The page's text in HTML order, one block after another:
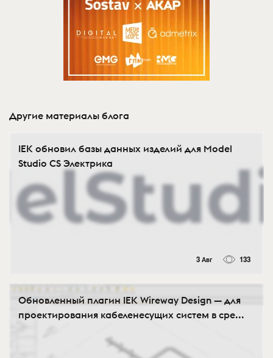
Другие материалы блога
IEK обновил базы данных изделий для Model
Studio CS Электрика
3 Авг 133
Обновленный плагин IEK Wireway Design — для
проектирования кабеленесущих систем в сре...